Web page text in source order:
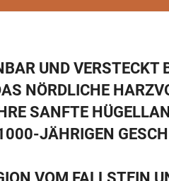
UND VERSTECKT
NÖRDLICHE
SANFTE
JÄHRIGEN